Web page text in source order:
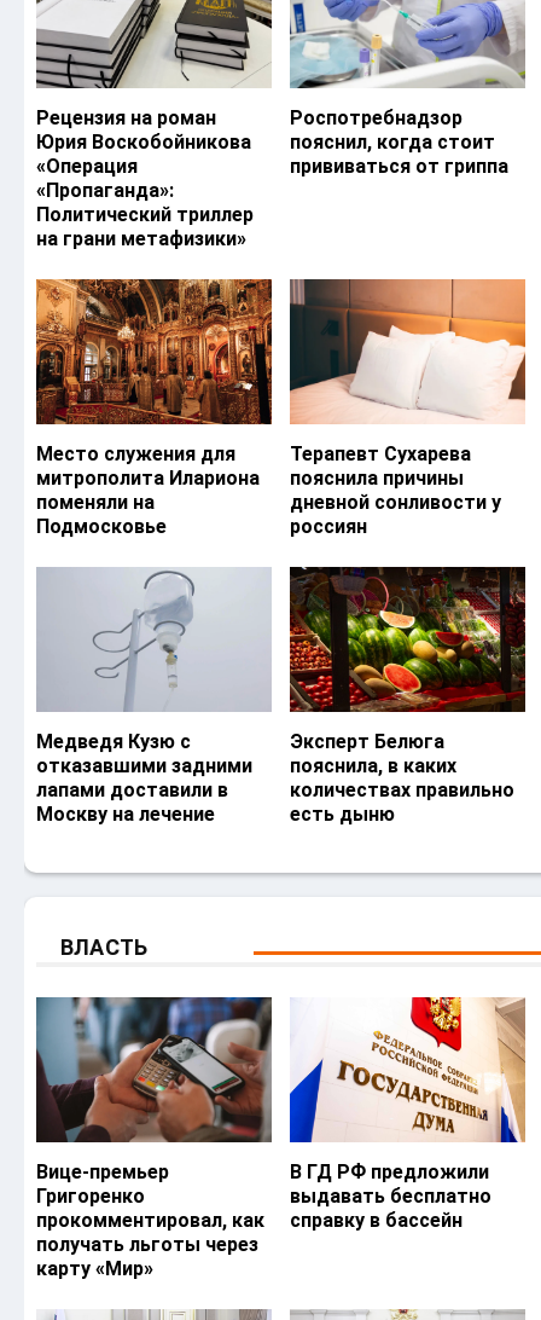
Рецензия на роман
Юрия Воскобойникова
«Операция
«Пропаганда»:
Политический триллер
на грани метафизики»
Роспотребнадзор
пояснил, когда стоит
прививаться от гриппа
Место служения для
митрополита Илариона
поменяли на
Подмосковье
Терапевт Сухарева
пояснила причины
дневной сонливости у
россиян
Медведя Кузю с
отказавшими задними
лапами доставили в
Москву на лечение
Эксперт Белюга
пояснила, в каких
количествах правильно
есть дыню
ВЛАСТЬ
Вице-премьер
Григоренко
прокомментировал, как
получать льготы через
карту «Мир»
В ГД РФ предложили
выдавать бесплатно
справку в бассейн